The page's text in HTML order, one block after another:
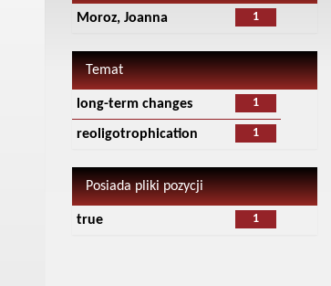
1
Moroz, Joanna
Temat
1
long-term changes
1
reoligotrophication
Posiada pliki pozycji
1
true